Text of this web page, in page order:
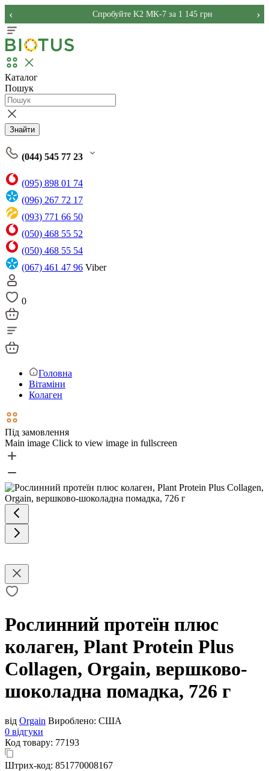
Спробуйте K2 MK-7 за 1 145 грн
‹ ›
Каталог
Пошук
Знайти
(044) 545 77 23
(095) 898 01 74
(096) 267 72 17
(093) 771 66 50
(050) 468 55 52
(050) 468 55 54
(067) 461 47 96 Viber
0
Головна
Вітаміни
Колаген
Під замовлення
Main image Click to view image in fullscreen
Рослинний протеїн плюс
колаген, Plant Protein Plus
Collagen, Orgain, вершково-
шоколадна помадка, 726 г
від Orgain Вироблено: США
0 відгуки
Код товару: 77193
Штрих-код: 851770008167